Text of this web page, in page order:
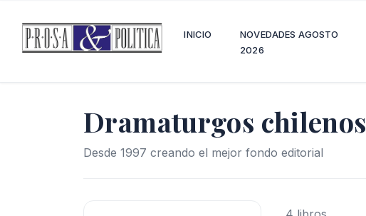
INICIO
NOVEDADES AGOSTO
2026
Dramaturgos chilenos
Desde 1997 creando el mejor fondo editorial